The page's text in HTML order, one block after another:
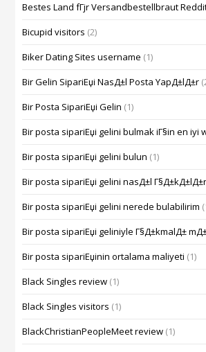
Bestes Land fГјr Versandbestellbraut
Bicupid visitors (2)
Biker Dating Sites username (1)
Bir Gelin SipariЕџi NasД±l Posta YapД±lД±r
Bir Posta SipariЕџi Gelin (1)
Bir posta sipariЕџi gelini bulmak iГ§in en iyi
Bir posta sipariЕџi gelini bulun (1)
Bir posta sipariЕџi gelini nasД±l Г§Д±kД±lД±r
Bir posta sipariЕџi gelini nerede bulabilirim
Bir posta sipariЕџi geliniyle Г§Д±kmalД±
Bir posta sipariЕџinin ortalama maliyeti (1)
Black Singles review (1)
Black Singles visitors (1)
BlackChristianPeopleMeet review (1)